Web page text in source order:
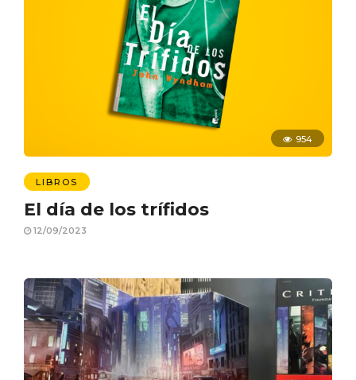
954
LIBROS
El día de los trífidos
12/09/2023